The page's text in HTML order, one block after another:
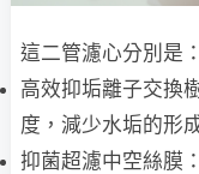
這二管濾心分別是：
高效抑垢離子交換
度，減少水垢的形
抑菌超濾中空絲膜